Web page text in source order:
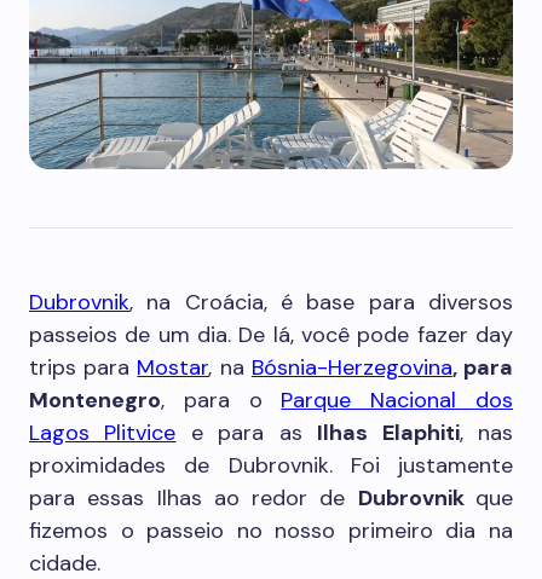
Dubrovnik, na Croácia, é base para diversos
passeios de um dia. De lá, você pode fazer day
trips para Mostar, na Bósnia-Herzegovina, para
Montenegro, para o Parque Nacional dos
Lagos Plitvice e para as Ilhas Elaphiti, nas
proximidades de Dubrovnik. Foi justamente
para essas Ilhas ao redor de Dubrovnik que
fizemos o passeio no nosso primeiro dia na
cidade.